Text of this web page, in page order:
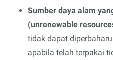
Sumber daya alam
(unrenewable
tidak dapat
apabila telah terpakai